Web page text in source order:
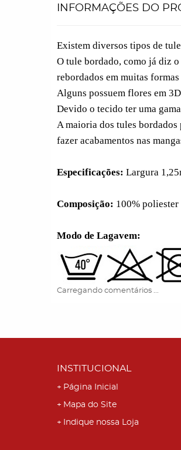
INFORMAÇÕES DO
Existem diversos tipos de
O tule bordado, como já diz
rebordados em muitas
Alguns possuem flores em
Devido o tecido ter uma
A maioria dos tules bordados
fazer acabamentos nas
Especificações: Largura
Composição: 100% poliester
Modo de Lagavem:
Carregando comentários ...
INSTITUCIONAL
Página Inicial
Mapa do Site
Indique nossa Loja